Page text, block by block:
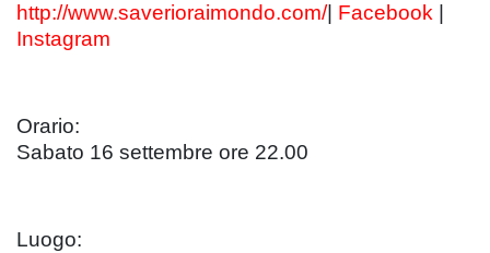
http://www.saverioraimondo.com/| Facebook
Instagram
Orario:
Sabato 16 settembre ore 22.00
Luogo: